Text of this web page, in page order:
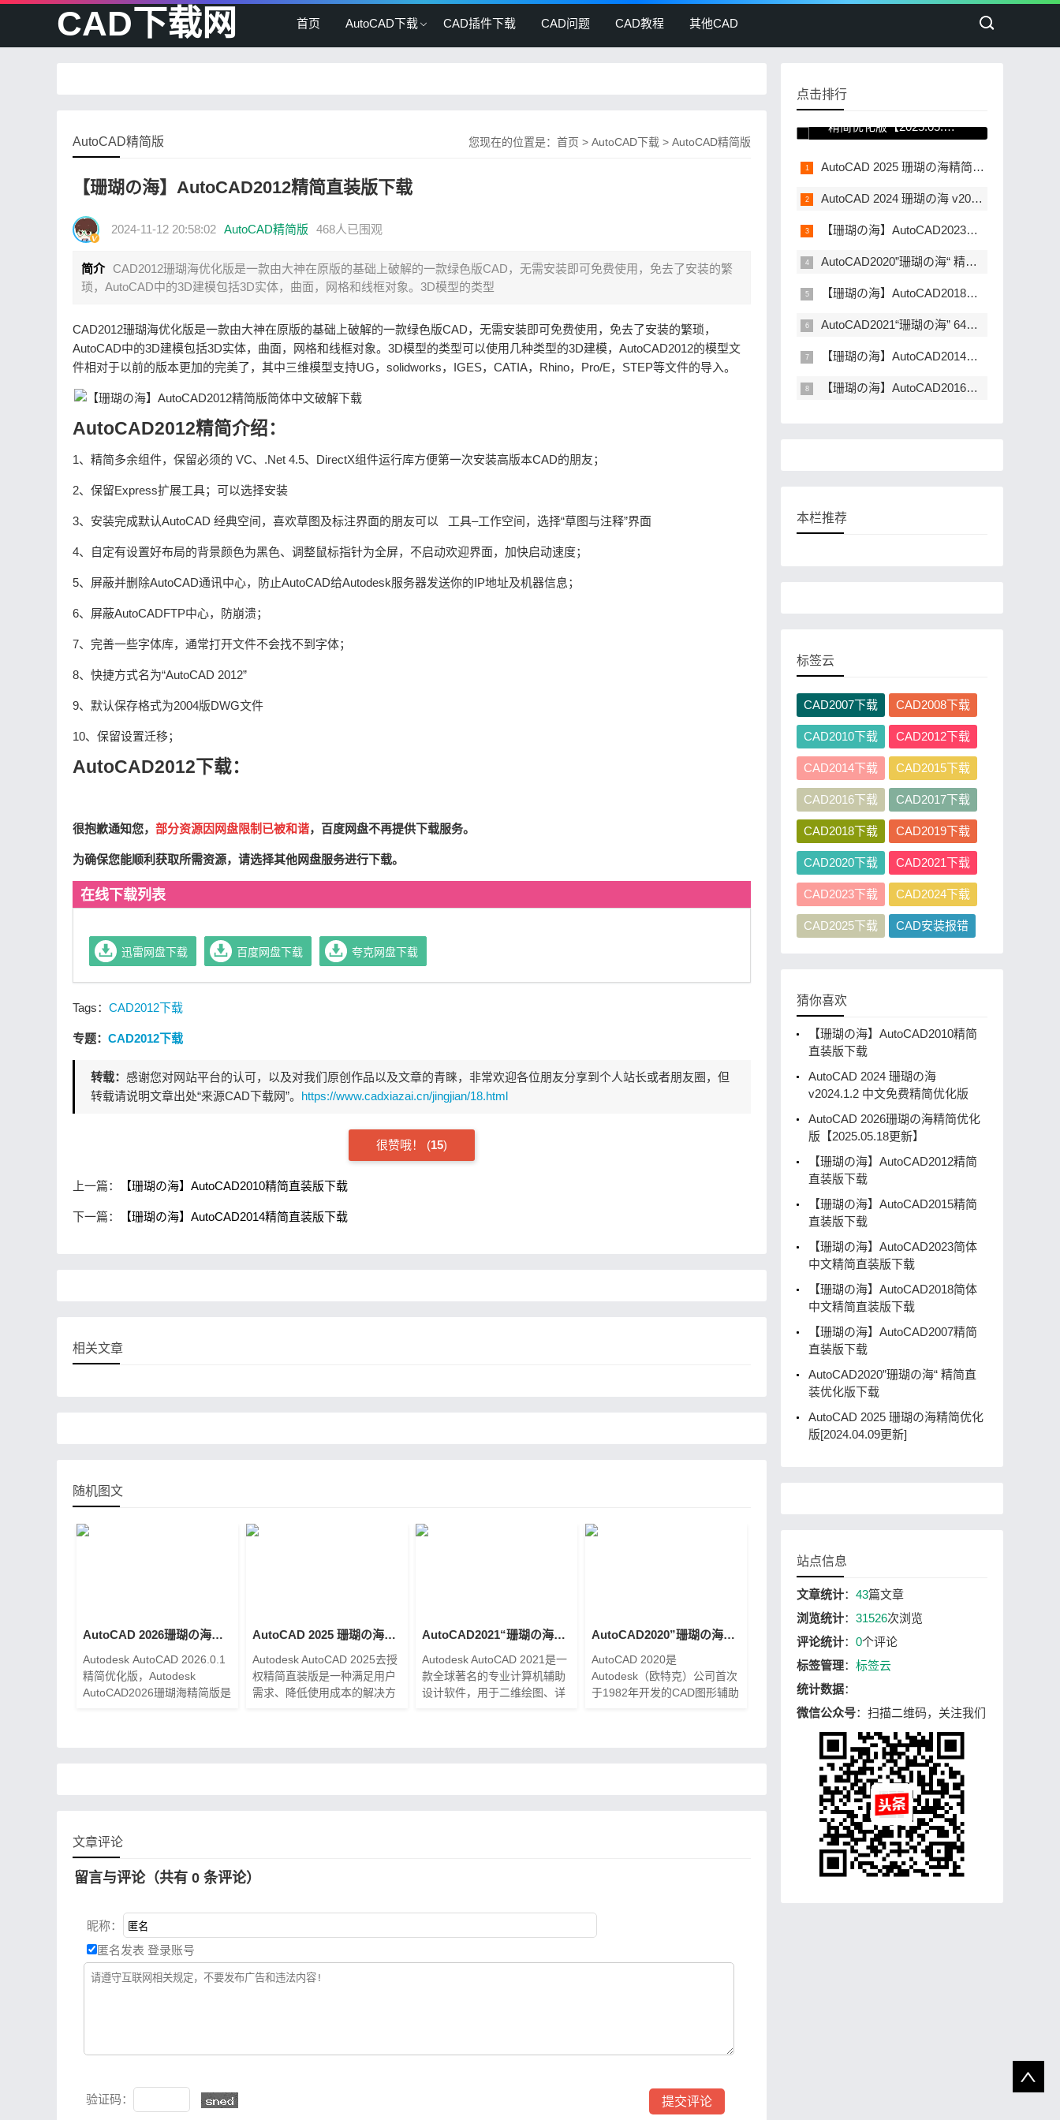
CAD下载网 首页 AutoCAD下载 CAD插件下载 CAD问题 CAD教程 其他CAD
您现在的位置是： 首页 > AutoCAD下载 > AutoCAD精简版
AutoCAD精简版
【珊瑚の海】AutoCAD2012精简直装版下载
2024-11-12 20:58:02 AutoCAD精简版 468人已围观
简介
CAD2012珊瑚海优化版是一款由大神在原版的基础上破解的一款绿色版CAD，无需安装即可免费使用，免去了安装的繁
琐，AutoCAD中的3D建模包括3D实体，曲面，网格和线框对象。3D模型的类型
CAD2012珊瑚海优化版是一款由大神在原版的基础上破解的一款绿色版CAD，无需安装即可免费使用，免去了安装的繁琐，
AutoCAD中的3D建模包括3D实体，曲面，网格和线框对象。3D模型的类型可以使用几种类型的3D建模，AutoCAD2012的模型文
件相对于以前的版本更加的完美了，其中三维模型支持UG，solidworks，IGES，CATIA，Rhino，Pro/E，STEP等文件的导入。
AutoCAD2012精简介绍：
1、精简多余组件，保留必须的 VC、.Net 4.5、DirectX组件运行库方便第一次安装高版本CAD的朋友；
2、保留Express扩展工具；可以选择安装
3、安装完成默认AutoCAD 经典空间，喜欢草图及标注界面的朋友可以 工具–工作空间，选择“草图与注释”界面
4、自定有设置好布局的背景颜色为黑色、调整鼠标指针为全屏，不启动欢迎界面，加快启动速度；
5、屏蔽并删除AutoCAD通讯中心，防止AutoCAD给Autodesk服务器发送你的IP地址及机器信息；
6、屏蔽AutoCADFTP中心，防崩溃；
7、完善一些字体库，通常打开文件不会找不到字体；
8、快捷方式名为“AutoCAD 2012”
9、默认保存格式为2004版DWG文件
10、保留设置迁移；
AutoCAD2012下载：
很抱歉通知您， 部分资源因网盘限制已被和谐，百度网盘不再提供下载服务。
为确保您能顺利获取所需资源，请选择其他网盘服务进行下载。
在线下载列表
迅雷网盘下载 百度网盘下载 夸克网盘下载
Tags： CAD2012下载
专题： CAD2012下载
转载： 感谢您对网站平台的认可，以及对我们原创作品以及文章的青睐，非常欢迎各位朋友分享到个人站长或者朋友圈，但
转载请说明文章出处“来源CAD下载网”。 https://www.cadxiazai.cn/jingjian/18.html
很赞哦！ (15)
上一篇： 【珊瑚の海】AutoCAD2010精简直装版下载
下一篇： 【珊瑚の海】AutoCAD2014精简直装版下载
相关文章
随机图文
AutoCAD 2026珊瑚の海精简优化版【2025.05.18更新】
Autodesk AutoCAD 2026.0.1
精简优化版，Autodesk
AutoCAD2026珊瑚海精简版是
更小。
AutoCAD 2025 珊瑚の海精简优化版[2024.04.09更新]
Autodesk AutoCAD 2025去授
权精简直装版是一种满足用户
需求、降低使用成本的解决方
AutoCAD2021“珊瑚の海” 64位精简优化版下载
Autodesk AutoCAD 2021是一
款全球著名的专业计算机辅助
设计软件，用于二维绘图、详
AutoCAD2020”珊瑚の海“ 精简直装优化版下载
AutoCAD 2020是
Autodesk（欧特克）公司首次
于1982年开发的CAD图形辅助
文章评论
留言与评论（共有 0 条评论）
昵称：
匿名发表 登录账号
验证码：
点击排行
AutoCAD 2026珊瑚の海
精简优化版【2025.05.18
更新】
AutoCAD 2025 珊瑚の海精简优化版[2024.04.09更新]
AutoCAD 2024 珊瑚の海 v2024.1.2 中文免费精简优化版
【珊瑚の海】AutoCAD2023简体中文精简直装版下载
AutoCAD2020”珊瑚の海“ 精简直装优化版下载
【珊瑚の海】AutoCAD2018简体中文精简直装版下载
AutoCAD2021“珊瑚の海” 64位精简优化版下载
【珊瑚の海】AutoCAD2014精简直装版下载
【珊瑚の海】AutoCAD2016精简直装版下载
本栏推荐
标签云
CAD2007下载 CAD2008下载
CAD2010下载 CAD2012下载
CAD2014下载 CAD2015下载
CAD2016下载 CAD2017下载
CAD2018下载 CAD2019下载
CAD2020下载 CAD2021下载
CAD2023下载 CAD2024下载
CAD2025下载 CAD安装报错
猜你喜欢
【珊瑚の海】AutoCAD2010精简
直装版下载
AutoCAD 2024 珊瑚の海
v2024.1.2 中文免费精简优化版
AutoCAD 2026珊瑚の海精简优化
版【2025.05.18更新】
【珊瑚の海】AutoCAD2012精简
直装版下载
【珊瑚の海】AutoCAD2015精简
直装版下载
【珊瑚の海】AutoCAD2023简体
中文精简直装版下载
【珊瑚の海】AutoCAD2018简体
中文精简直装版下载
【珊瑚の海】AutoCAD2007精简
直装版下载
AutoCAD2020”珊瑚の海“ 精简直
装优化版下载
AutoCAD 2025 珊瑚の海精简优化
版[2024.04.09更新]
站点信息
文章统计： 43篇文章
浏览统计： 31526次浏览
评论统计： 0个评论
标签管理： 标签云
统计数据：
微信公众号：扫描二维码，关注我们